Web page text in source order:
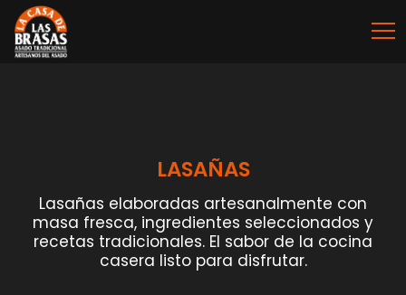
LASAÑAS
Lasañas elaboradas artesanalmente con
masa fresca, ingredientes seleccionados y
recetas tradicionales. El sabor de la cocina
casera listo para disfrutar.